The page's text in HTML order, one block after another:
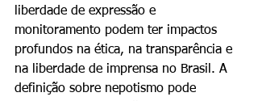
liberdade de expressão e
monitoramento podem ter impactos
profundos na ética, na transparência e
na liberdade de imprensa no Brasil. A
definição sobre nepotismo pode